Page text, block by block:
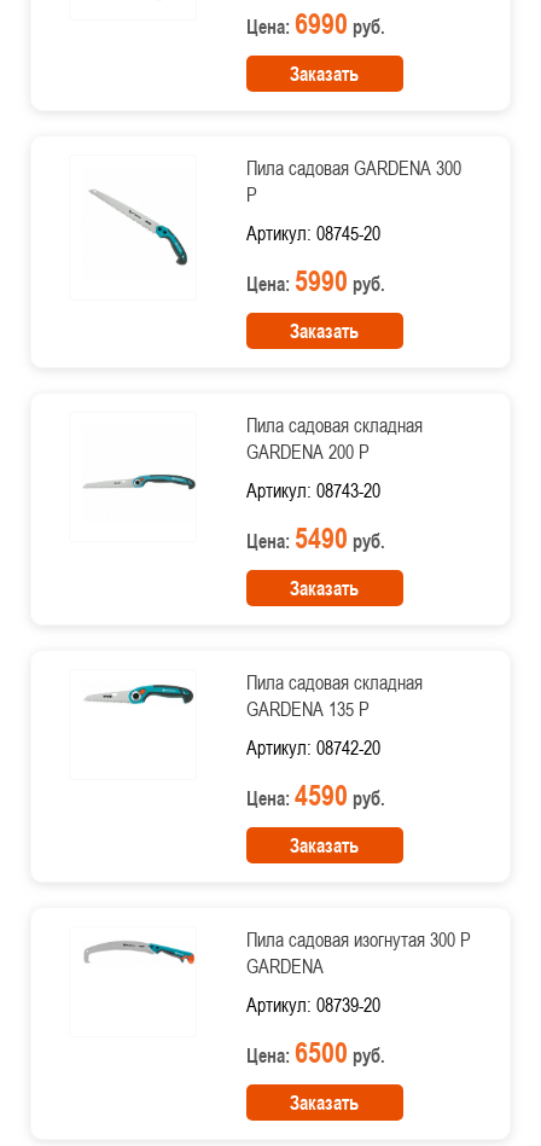
Цена: 6990 руб.
Заказать
Пила садовая GARDENA 300
P
Артикул: 08745-20
Цена: 5990 руб.
Заказать
Пила садовая складная
GARDENA 200 P
Артикул: 08743-20
Цена: 5490 руб.
Заказать
Пила садовая складная
GARDENA 135 P
Артикул: 08742-20
Цена: 4590 руб.
Заказать
Пила садовая изогнутая 300 P
GARDENA
Артикул: 08739-20
Цена: 6500 руб.
Заказать